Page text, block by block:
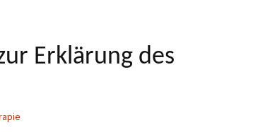
Erklärung des